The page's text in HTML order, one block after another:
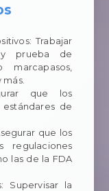
Trabajar
prueba de
que los
de
que los
regulaciones
las de la FDA
Supervisar la